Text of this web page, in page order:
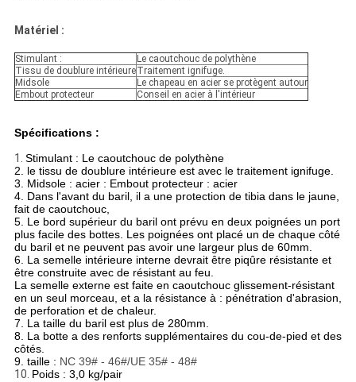
Matériel :
Stimulant :
Le caoutchouc de polythène
Tissu de doublure intérieureTraitement ignifuge.
Midsole
Le chapeau en acier se protègent autour
Embout protecteur
Conseil en acier à l'intérieur
Spécifications :
1. Stimulant : Le caoutchouc de polythène
2. le tissu de doublure intérieure est avec le traitement ignifuge.
3. Midsole : acier : Embout protecteur : acier
4. Dans l'avant du baril, il a une protection de tibia dans le jaune,
fait de caoutchouc,
5. Le bord supérieur du baril ont prévu en deux poignées un port
plus facile des bottes. Les poignées ont placé un de chaque côté
du baril et ne peuvent pas avoir une largeur plus de 60mm.
6. La semelle intérieure interne devrait être piqûre résistante et
être construite avec de résistant au feu.
La semelle externe est faite en caoutchouc glissement-résistant
en un seul morceau, et a la résistance à : pénétration d'abrasion,
de perforation et de chaleur.
7. La taille du baril est plus de 280mm.
8. La botte a des renforts supplémentaires du cou-de-pied et des
côtés.
9. taille : NC 39# - 46#/UE 35# - 48#
10. Poids : 3,0 kg/pair